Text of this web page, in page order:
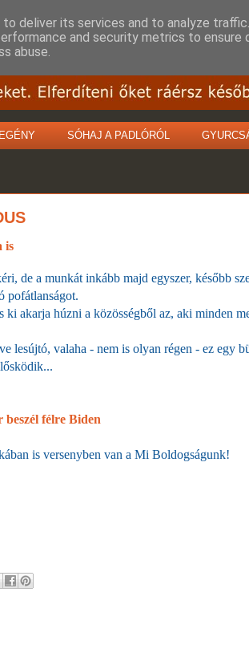
SÓHAJ A PADLÓRÓL
is
de a munkát inkább majd egyszer, később
pofátlanságot.
akarja húzni a közösségből az, aki minden
lesújtó, valaha - nem is olyan régen - ez egy
beszél félre Biden
is versenyben van a Mi Boldogságunk!
deliver its services and to analyze
and security metrics to ensure
abuse.